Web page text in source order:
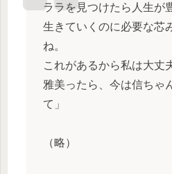
ララを見つけたら人生が
生きていくのに必要な芯
ね。
これがあるから私は大丈
雅美ったら、今は信ちゃ
て」
（略）